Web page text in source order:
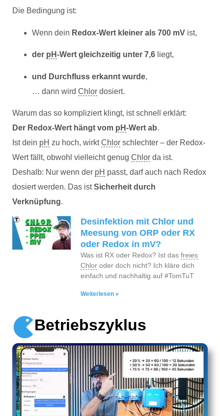
Die Bedingung ist:
Wenn dein Redox-Wert kleiner als 700 mV ist,
der pH-Wert gleichzeitig unter 7,6 liegt,
und Durchfluss erkannt wurde,
… dann wird Chlor dosiert.
Warum das so kompliziert klingt, ist schnell erklärt:
Der Redox-Wert hängt vom pH-Wert ab.
Ist dein pH zu hoch, wirktChlor schlechter – der Redox-
Wert fällt, obwohl vielleicht genug Chlor da ist.
Deshalb: Nur wenn der pH passt, darf auch nach Redox
dosiert werden. Das istSicherheit durch
Verknüpfung.
Desinfektion mit Chlor und
Meesung von ORP oder RX
oder Redox in mV?
Was ist RX oder Redox? Ist dasfreies
Chlor oder doch nicht? Ich kläre dich
einfach und nachhaltig auf #TomTuT
Weiterlesen »
Betriebszyklus